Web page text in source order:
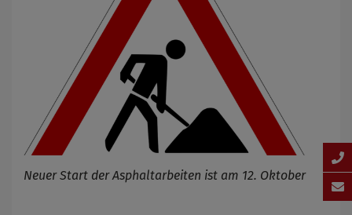
Neuer Start der Asphaltarbeiten ist am 12. Oktober